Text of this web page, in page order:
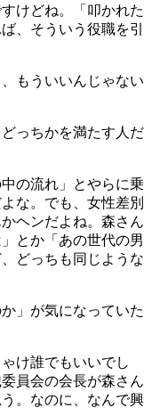
けどね。「叩かれた
、そういう役職を引
もういいんじゃない
っちかを満たす人だ
の流れ」とやらに乗
な。でも、女性差別
ヘンだよね。森さん
とか「あの世代の男
どっちも同じような
」が気になっていた
け誰でもいいでし
員会の会長が森さん
。なのに、なんで興